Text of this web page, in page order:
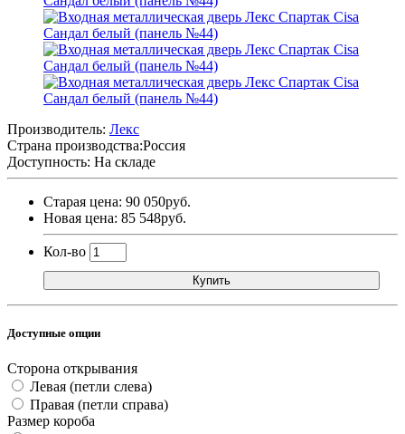
Производитель: Лекс
Страна производства:Россия
Доступность: На складе
Старая цена: 90 050руб.
Новая цена: 85 548руб.
Кол-во
Купить
Доступные опции
Сторона открывания
Левая (петли слева)
Правая (петли справа)
Размер короба